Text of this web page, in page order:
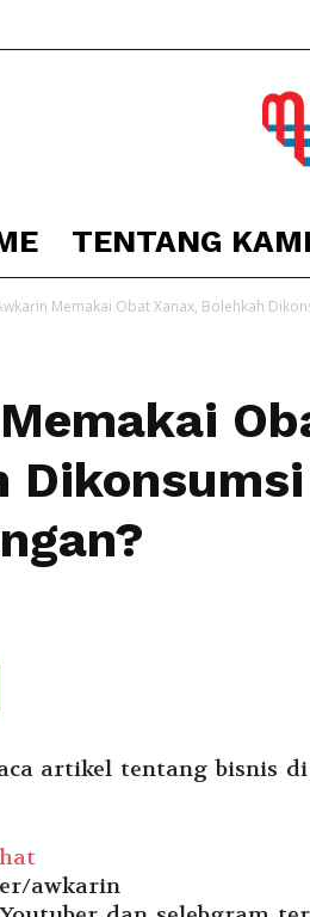
TENTANG KAMI
Memakai Obat Xanax, Bolehkah
Dikonsumsi
artikel tentang bisnis di
awkarin